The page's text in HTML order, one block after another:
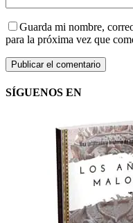
Guarda mi nombre,
para la próxima vez que
SÍGUENOS EN